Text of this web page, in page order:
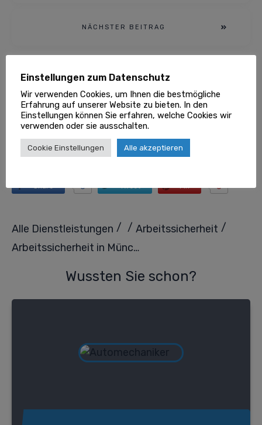
NÄCHSTER BEITRAG
Dieser Beitrag wurde redigiert und wird
regelmäßig geprüft von unsererGoklever
Redaktionund angeschlossenen Fachexperten.
0 0
Alle Dienstleistungen / / Arbeitssicherheit /
Arbeitssicherheit in München: Schutz für Arbeitnehmer und Unternehmen
Wussten Sie schon?
Einstellungen zum Datenschutz
Wir verwenden Cookies, um Ihnen die bestmögliche
Erfahrung auf unserer Website zu bieten. In den
Einstellungen können Sie erfahren, welche Cookies wir
verwenden oder sie ausschalten.
Cookie Einstellungen Alle akzeptieren